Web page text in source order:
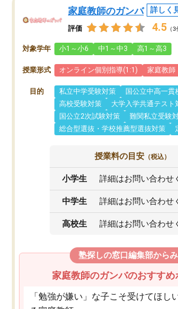
家庭教師のガンバ 詳しく
評価 4.5 （3
対象学年 小1～小6 中1～中3 高1～高3
授業形式 オンライン個別指導(1:1) 家庭教師
目的 私立中学受験対策
国公立中高一貫
高校受験対策
大学入学共通テスト
国公立2次試験対策
難関私立受験
総合型選抜・学校推薦型選抜対策
授業料の目安 （税込）
小学生 詳細はお問い合わせ
中学生 詳細はお問い合わせ
高校生 詳細はお問い合わせ
塾探しの窓口編集部から
家庭教師のガンバのおすすめ
「勉強が嫌い」な子こそ受けてほし